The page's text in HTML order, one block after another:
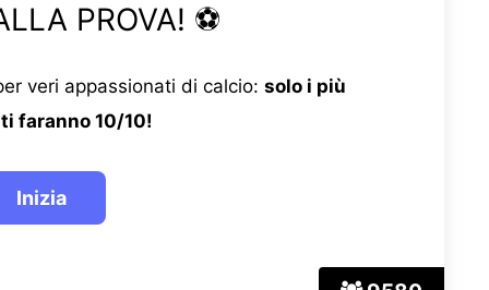
PROVA! ⚽
veri appassionati di calcio: solo i più
faranno 10/10!